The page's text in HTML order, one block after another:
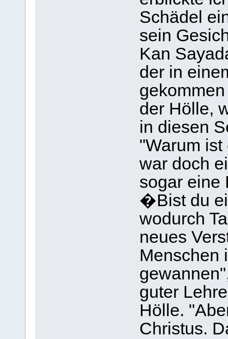
Schädel
sein
Kan
der in
der Hölle,
in diesen
"Warum
war doch
sogar eine
�Bist du
wodurch
neues
Menschen
guter
Hölle.
Christus.